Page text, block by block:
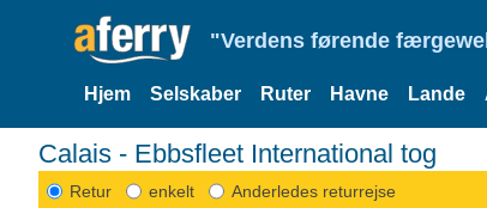
"Verdens førende
Hjem Selskaber Ruter Havne Lande
Calais - Ebbsfleet International tog
Retur enkelt Anderledes returrejse